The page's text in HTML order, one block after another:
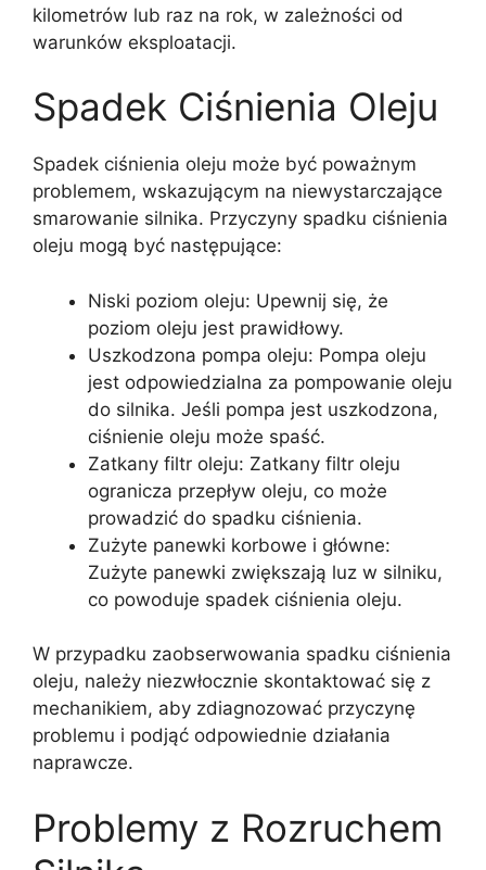
kilometrów lub raz na rok, w zależności od
warunków eksploatacji.
Spadek Ciśnienia Oleju
Spadek ciśnienia oleju może być poważnym
problemem, wskazującym na niewystarczające
smarowanie silnika. Przyczyny spadku ciśnienia
oleju mogą być następujące:
Niski poziom oleju: Upewnij się, że
poziom oleju jest prawidłowy.
Uszkodzona pompa oleju: Pompa oleju
jest odpowiedzialna za pompowanie oleju
do silnika. Jeśli pompa jest uszkodzona,
ciśnienie oleju może spaść.
Zatkany filtr oleju: Zatkany filtr oleju
ogranicza przepływ oleju, co może
prowadzić do spadku ciśnienia.
Zużyte panewki korbowe i główne:
Zużyte panewki zwiększają luz w silniku,
co powoduje spadek ciśnienia oleju.
W przypadku zaobserwowania spadku ciśnienia
oleju, należy niezwłocznie skontaktować się z
mechanikiem, aby zdiagnozować przyczynę
problemu i podjąć odpowiednie działania
naprawcze.
Problemy z Rozruchem